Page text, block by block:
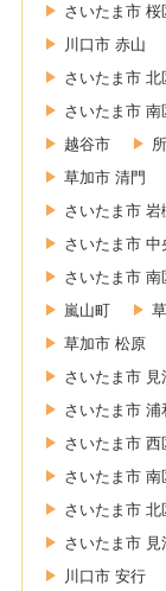
さいたま市 桜
川口市 赤山
さいたま市
さいたま市 南
越谷市
草加市 清門
さいたま市
さいたま市
さいたま市
嵐山町
草加市 松原
さいたま市
さいたま市
さいたま市
さいたま市 南
さいたま市
さいたま市
川口市 安行